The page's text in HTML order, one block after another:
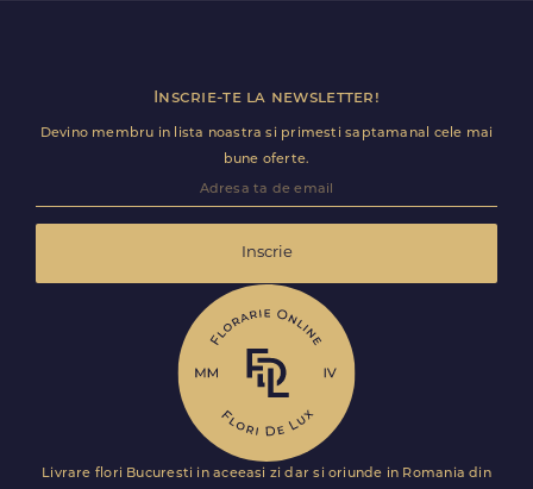
Inscrie-te la newsletter!
Devino membru in lista noastra si primesti saptamanal cele mai
bune oferte.
Inscrie
Livrare flori Bucuresti in aceeasi zi dar si oriunde in Romania din